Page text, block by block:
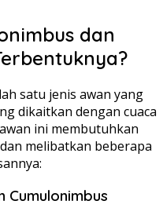
dan
satu jenis awan yang
dikaitkan dengan cuaca
ini membutuhkan
melibatkan beberapa
Cumulonimbus